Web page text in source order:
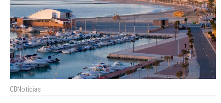
CBNoticias